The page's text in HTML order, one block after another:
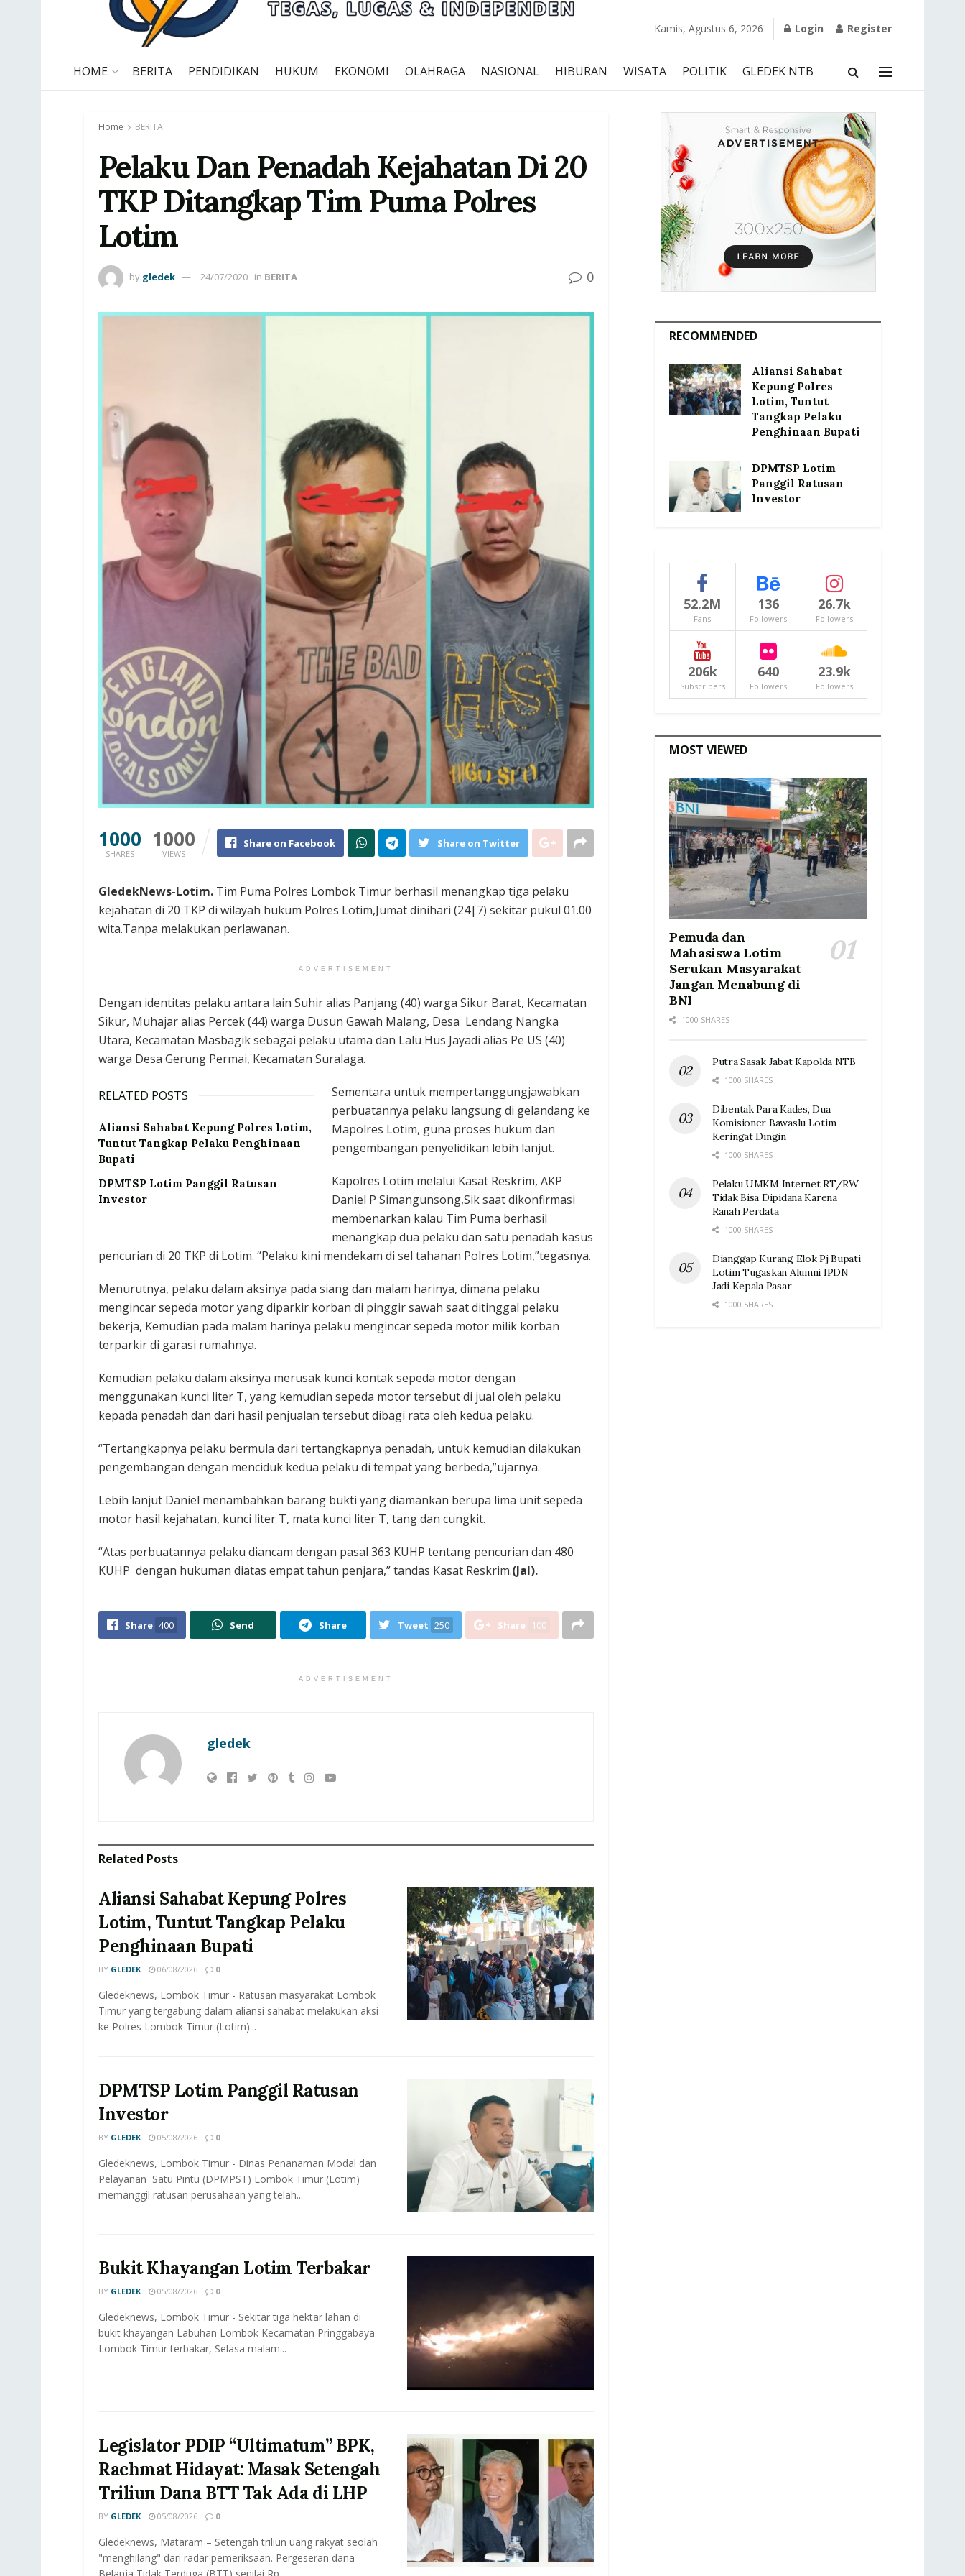
Kamis, Agustus 6, 2026 Login Register
HOME BERITA PENDIDIKAN HUKUM EKONOMI OLAHRAGA NASIONAL HIBURAN WISATA POLITIK GLEDEK NTB
Home BERITA
Pelaku Dan Penadah Kejahatan Di 20
TKP Ditangkap Tim Puma Polres
Lotim
by gledek 24/07/2020 in BERITA 0
1000
SHARES
1000
VIEWS
Share on Facebook Share on Twitter
GledekNews-Lotim. Tim Puma Polres Lombok Timur berhasil menangkap tiga pelaku
kejahatan di 20 TKP di wilayah hukum Polres Lotim,Jumat dinihari (24|7) sekitar pukul 01.00
wita.Tanpa melakukan perlawanan.
ADVERTISEMENT
Dengan identitas pelaku antara lain Suhir alias Panjang (40) warga Sikur Barat, Kecamatan
Sikur, Muhajar alias Percek (44) warga Dusun Gawah Malang, Desa Lendang Nangka
Utara, Kecamatan Masbagik sebagai pelaku utama dan Lalu Hus Jayadi alias Pe US (40)
warga Desa Gerung Permai, Kecamatan Suralaga.
RELATED POSTS
Aliansi Sahabat Kepung Polres Lotim,
Tuntut Tangkap Pelaku Penghinaan
Bupati
DPMTSP Lotim Panggil Ratusan
Investor
Sementara untuk mempertanggungjawabkan
perbuatannya pelaku langsung di gelandang ke
Mapolres Lotim, guna proses hukum dan
pengembangan penyelidikan lebih lanjut.
Kapolres Lotim melalui Kasat Reskrim, AKP
Daniel P Simangunsong,Sik saat dikonfirmasi
membenarkan kalau Tim Puma berhasil
menangkap dua pelaku dan satu penadah kasus
pencurian di 20 TKP di Lotim. “Pelaku kini mendekam di sel tahanan Polres Lotim,”tegasnya.
Menurutnya, pelaku dalam aksinya pada siang dan malam harinya, dimana pelaku
mengincar sepeda motor yang diparkir korban di pinggir sawah saat ditinggal pelaku
bekerja, Kemudian pada malam harinya pelaku mengincar sepeda motor milik korban
terparkir di garasi rumahnya.
Kemudian pelaku ‎dalam aksinya merusak kunci kontak sepeda motor dengan
menggunakan kunci liter T, yang kemudian sepeda motor tersebut di jual oleh pelaku
kepada penadah dan dari hasil penjualan tersebut dibagi rata oleh kedua pelaku.
“Tertangkapnya pelaku bermula dari tertangkapnya penadah, untuk kemudian dilakukan
pengembangan dengan menciduk kedua pelaku di tempat yang berbeda,”ujarnya.
Lebih lanjut Daniel menambahkan barang bukti yang diamankan berupa lima unit sepeda
motor hasil kejahatan, kunci liter T, mata kunci liter T, tang dan cungkit.
“Atas perbuatannya pelaku diancam dengan pasal 363 KUHP tentang pencurian dan 480
KUHP dengan hukuman diatas empat tahun penjara,” tandas Kasat Reskrim.‎(Jal).
Share 400 Send Share Tweet 250 Share 100
ADVERTISEMENT
gledek
Related Posts
Aliansi Sahabat Kepung Polres
Lotim, Tuntut Tangkap Pelaku
Penghinaan Bupati
BY GLEDEK 06/08/2026 0
Gledeknews, Lombok Timur - Ratusan masyarakat Lombok
Timur yang tergabung dalam aliansi sahabat melakukan aksi
ke Polres Lombok Timur (Lotim)...
DPMTSP Lotim Panggil Ratusan
Investor
BY GLEDEK 05/08/2026 0
Gledeknews, Lombok Timur - Dinas Penanaman Modal dan
Pelayanan Satu Pintu (DPMPST) Lombok Timur (Lotim)
memanggil ratusan perusahaan yang telah...
Bukit Khayangan Lotim Terbakar
BY GLEDEK 05/08/2026 0
Gledeknews, Lombok Timur - Sekitar tiga hektar lahan di
bukit khayangan Labuhan Lombok Kecamatan Pringgabaya
Lombok Timur terbakar, Selasa malam...
Legislator PDIP “Ultimatum” BPK,
Rachmat Hidayat: Masak Setengah
Triliun Dana BTT Tak Ada di LHP
BY GLEDEK 05/08/2026 0
Gledeknews, Mataram – Setengah triliun uang rakyat seolah
"menghilang" dari radar pemeriksaan. Pergeseran dana
RECOMMENDED
Aliansi Sahabat
Kepung Polres
Lotim, Tuntut
Tangkap Pelaku
Penghinaan Bupati
DPMTSP Lotim
Panggil Ratusan
Investor
52.2M
Fans
136
Followers
26.7k
Followers
206k
Subscribers
640
Followers
23.9k
Followers
MOST VIEWED
Pemuda dan
Mahasiswa Lotim
Serukan Masyarakat
Jangan Menabung di
BNI
1000 SHARES
Putra Sasak Jabat Kapolda NTB
1000 SHARES
Dibentak Para Kades, Dua
Komisioner Bawaslu Lotim
Keringat Dingin ‎
1000 SHARES
Pelaku UMKM Internet RT/RW
Tidak Bisa Dipidana Karena
Ranah Perdata
1000 SHARES
Dianggap Kurang Elok Pj Bupati
Lotim Tugaskan Alumni IPDN
Jadi Kepala Pasar‎
1000 SHARES